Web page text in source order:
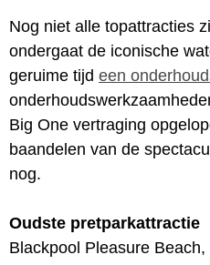
Nog niet alle topattracties
ondergaat de iconische
geruime tijd een
Big One vertraging
baandelen van de
nog.
Oudste pretparkattractie
Blackpool Pleasure